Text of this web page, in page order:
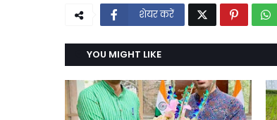
शेयर करें
YOU MIGHT LIKE